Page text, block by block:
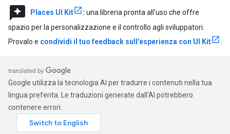
reviews Places UI Kit : una libreria pronta all'uso che offre
spazio per la personalizzazione e il controllo agli sviluppatori.
Provalo e condividi il tuo feedback sull'esperienza con UI Kit .
Google utilizza la tecnologia AI per tradurre i contenuti nella tua
lingua preferita. Le traduzioni generate dall'AI potrebbero
contenere errori.